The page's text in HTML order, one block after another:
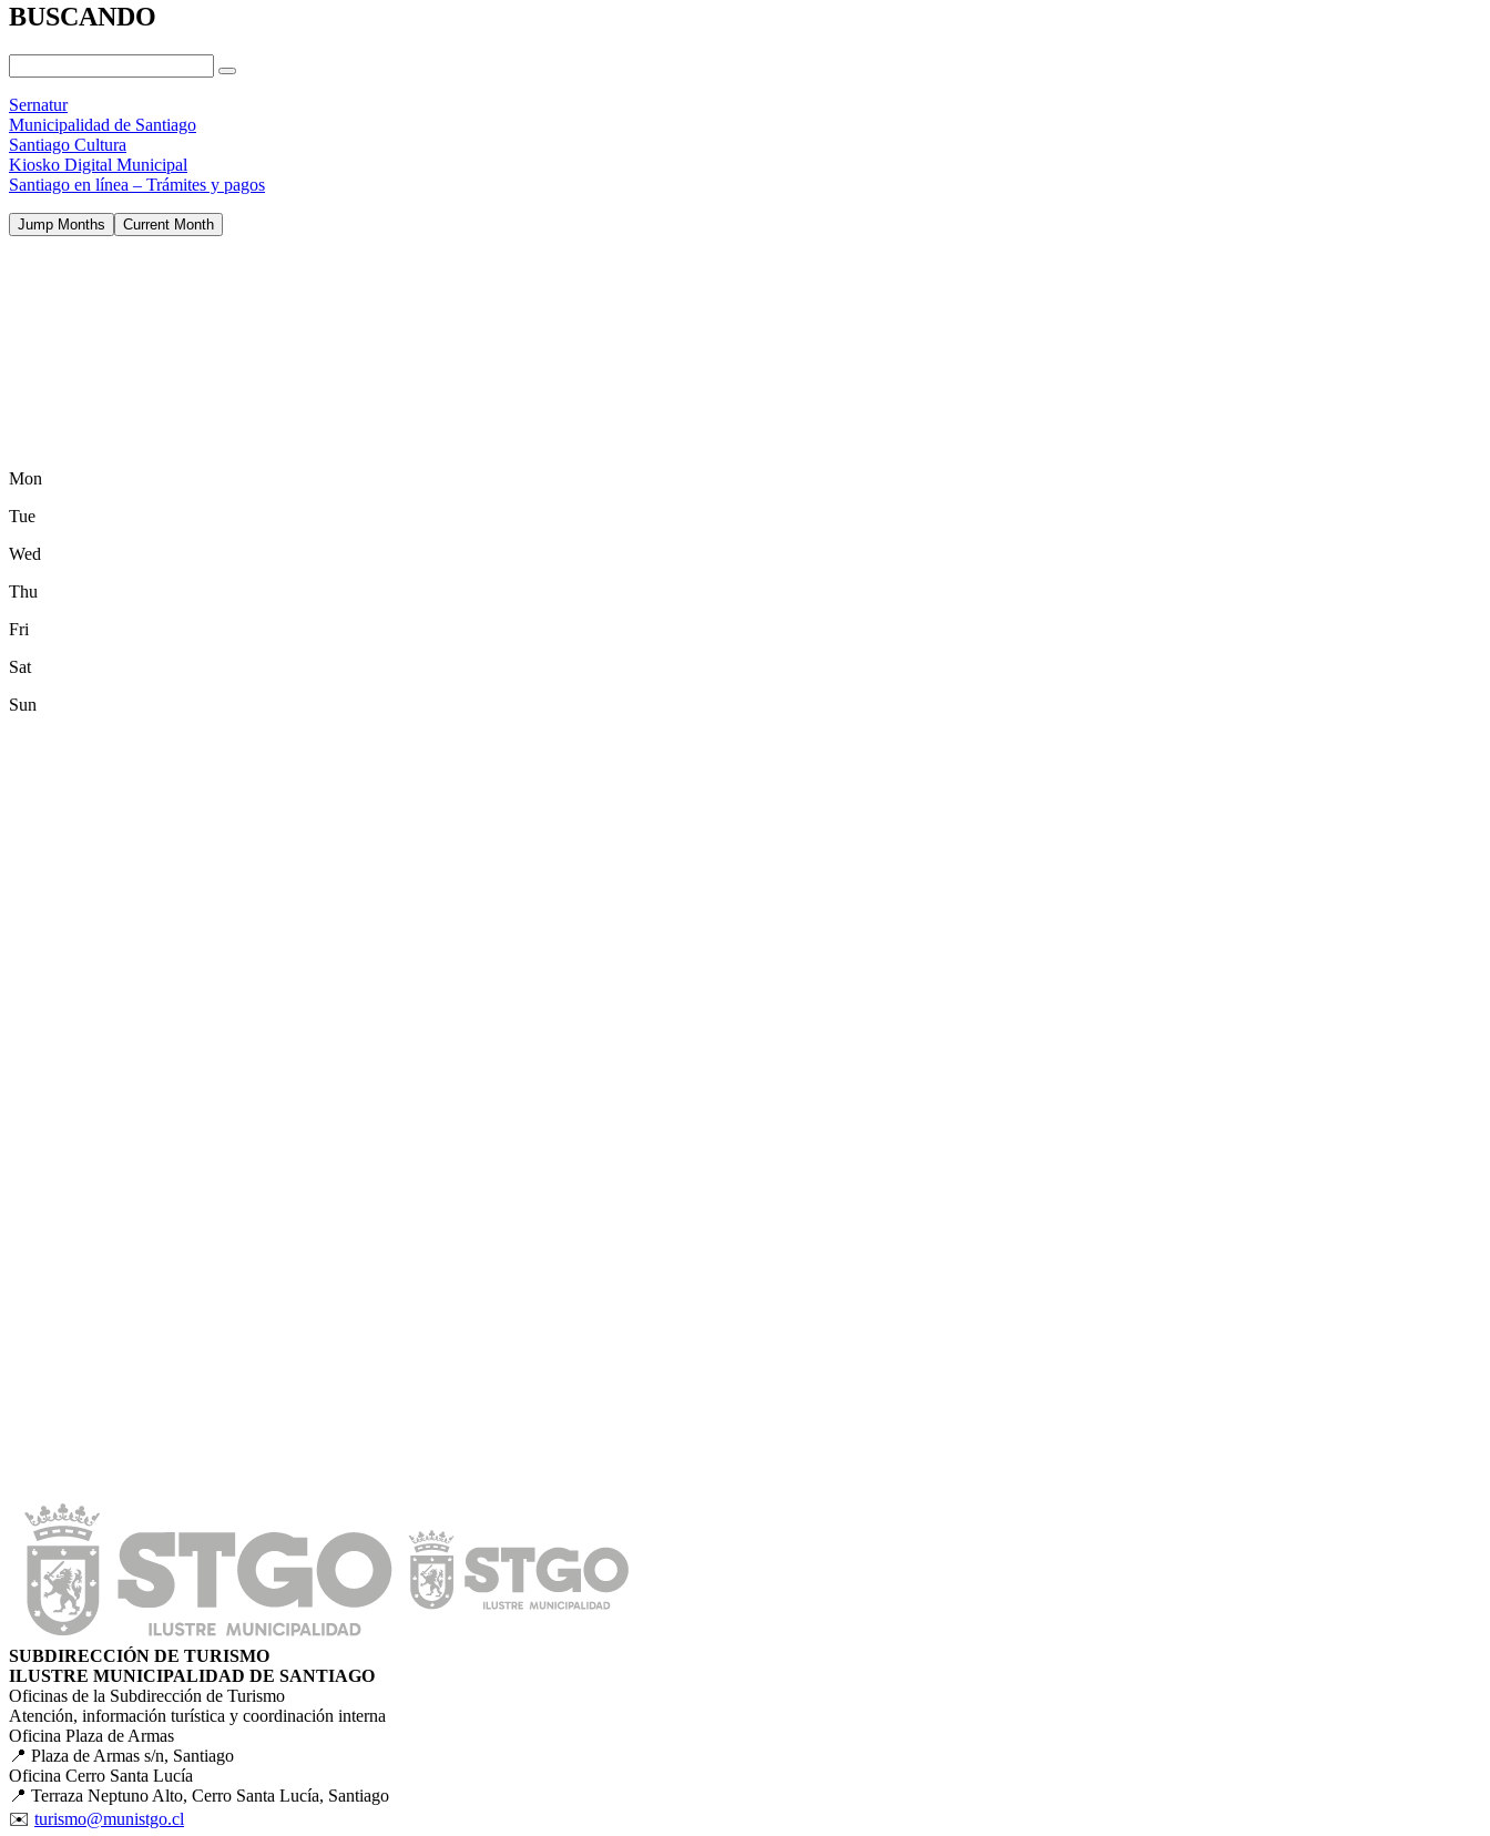
BUSCANDO
Sernatur
Municipalidad de Santiago
Santiago Cultura
Kiosko Digital Municipal
Santiago en línea – Trámites y pagos
Jump Months Current Month
Mon
Tue
Wed
Thu
Fri
Sat
Sun
SUBDIRECCIÓN DE TURISMO
ILUSTRE MUNICIPALIDAD DE SANTIAGO
Oficinas de la Subdirección de Turismo
Atención, información turística y coordinación interna
Oficina Plaza de Armas
📍 Plaza de Armas s/n, Santiago
Oficina Cerro Santa Lucía
📍 Terraza Neptuno Alto, Cerro Santa Lucía, Santiago
✉️ turismo@munistgo.cl